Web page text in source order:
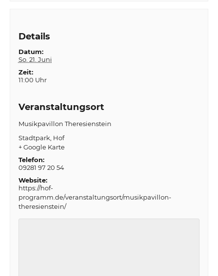
Details
Datum:
So. 21. Juni
Zeit:
11:00 Uhr
Veranstaltungsort
Musikpavillon Theresienstein
Stadtpark Hof
+ Google Karte
Telefon:
09281 97 20 54
Website:
https://hof-
programm.de/veranstaltungsort/musikpavillon-
theresienstein/